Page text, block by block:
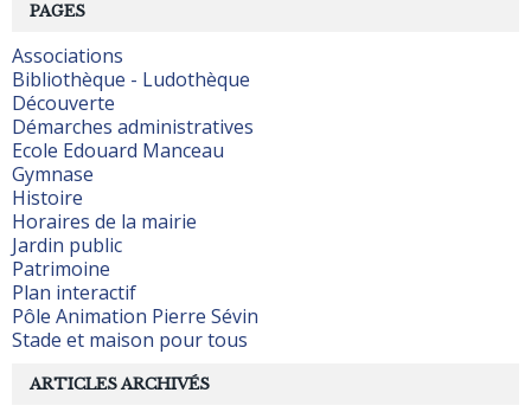
PAGES
Associations
Bibliothèque - Ludothèque
Découverte
Démarches administratives
Ecole Edouard Manceau
Gymnase
Histoire
Horaires de la mairie
Jardin public
Patrimoine
Plan interactif
Pôle Animation Pierre Sévin
Stade et maison pour tous
ARTICLES ARCHIVÉS